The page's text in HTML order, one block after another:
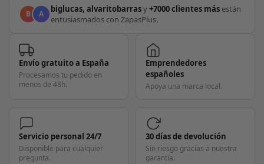
B A biglucas, alvaritobarrasy+7000 clientes más están
entusiasmados con ZapasPlus.
Envío gratuito a España
Procesamos tu pedido en
menos de 48h.
Emprendedores
españoles
Apoya una marca local.
Servicio personal 24/7
Disponible para cualquier
pregunta.
30 días de devolución
Sin riesgo gracias a nuestra
garantía.